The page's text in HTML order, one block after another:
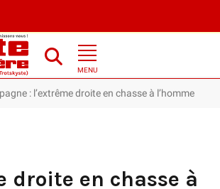
MENU
: l’extrême droite en chasse à l’homme
droite en chasse à